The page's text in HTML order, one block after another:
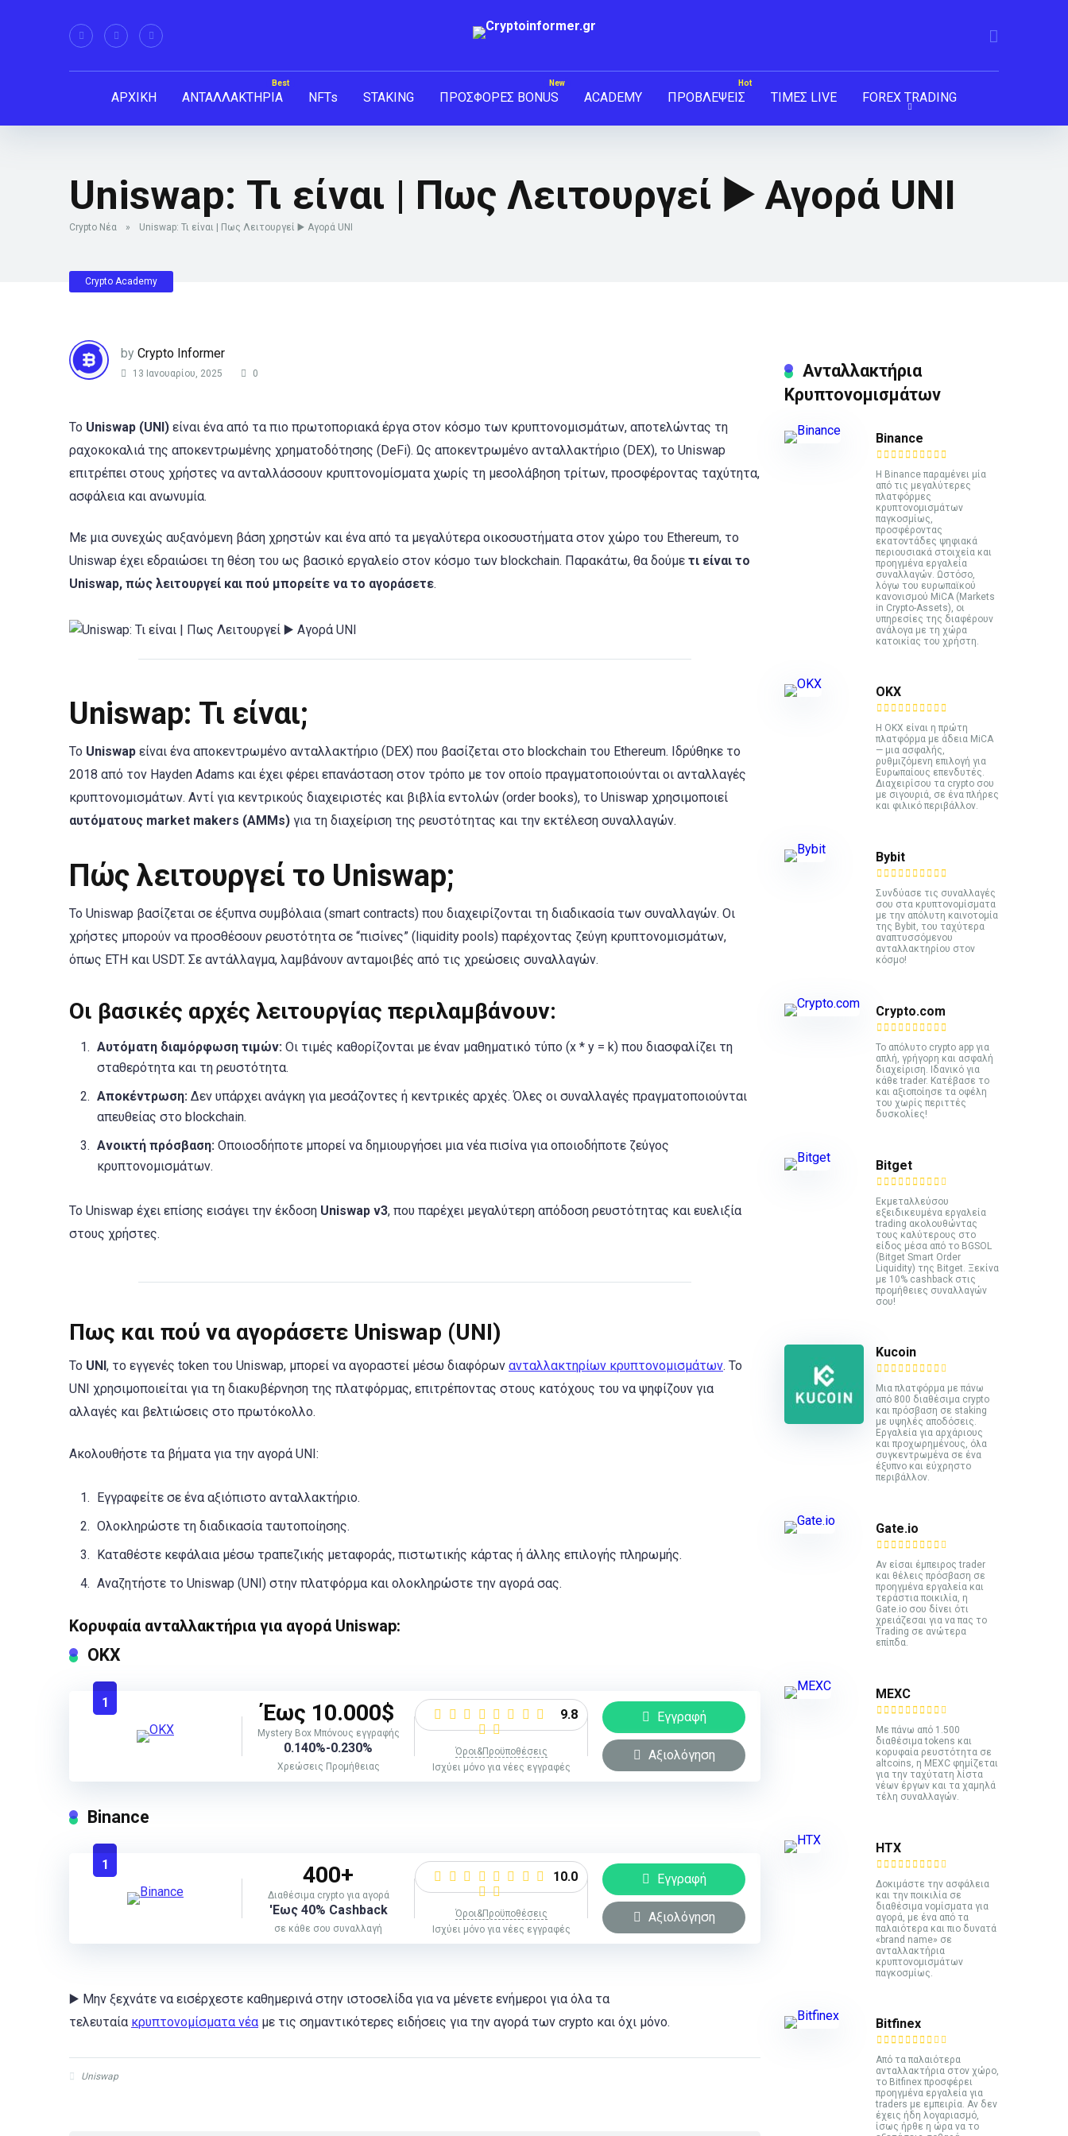
ΑΡΧΙΚΗ ΑΝΤΑΛΛΑΚΤΗΡΙΑ NFTs STAKING ΠΡΟΣΦΟΡΕΣ BONUS ACADEMY ΠΡΟΒΛΕΨΕΙΣ ΤΙΜΕΣ LIVE FOREX TRADING
Uniswap: Τι είναι | Πως Λειτουργεί ▶️ Αγορά UNI
Crypto Νέα » Uniswap: Τι είναι | Πως Λειτουργεί ▶️ Αγορά UNI
Crypto Academy
by Crypto Informer
13 Ιανουαρίου, 2025 0
Το Uniswap (UNI) είναι ένα από τα πιο πρωτοποριακά έργα στον κόσμο των κρυπτονομισμάτων, αποτελώντας τη
ραχοκοκαλιά της αποκεντρωμένης χρηματοδότησης (DeFi). Ως αποκεντρωμένο ανταλλακτήριο (DEX), το Uniswap
επιτρέπει στους χρήστες να ανταλλάσσουν κρυπτονομίσματα χωρίς τη μεσολάβηση τρίτων, προσφέροντας ταχύτητα,
ασφάλεια και ανωνυμία.
Με μια συνεχώς αυξανόμενη βάση χρηστών και ένα από τα μεγαλύτερα οικοσυστήματα στον χώρο του Ethereum, το
Uniswap έχει εδραιώσει τη θέση του ως βασικό εργαλείο στον κόσμο των blockchain. Παρακάτω, θα δούμε τι είναι το
Uniswap, πώς λειτουργεί και πού μπορείτε να το αγοράσετε.
Uniswap: Τι είναι;
Το Uniswap είναι ένα αποκεντρωμένο ανταλλακτήριο (DEX) που βασίζεται στο blockchain του Ethereum. Ιδρύθηκε το
2018 από τον Hayden Adams και έχει φέρει επανάσταση στον τρόπο με τον οποίο πραγματοποιούνται οι ανταλλαγές
κρυπτονομισμάτων. Αντί για κεντρικούς διαχειριστές και βιβλία εντολών (order books), το Uniswap χρησιμοποιεί
αυτόματους market makers (AMMs) για τη διαχείριση της ρευστότητας και την εκτέλεση συναλλαγών.
Πώς λειτουργεί το Uniswap;
Το Uniswap βασίζεται σε έξυπνα συμβόλαια (smart contracts) που διαχειρίζονται τη διαδικασία των συναλλαγών. Οι
χρήστες μπορούν να προσθέσουν ρευστότητα σε “πισίνες” (liquidity pools) παρέχοντας ζεύγη κρυπτονομισμάτων,
όπως ETH και USDT. Σε αντάλλαγμα, λαμβάνουν ανταμοιβές από τις χρεώσεις συναλλαγών.
Οι βασικές αρχές λειτουργίας περιλαμβάνουν:
Αυτόματη διαμόρφωση τιμών: Οι τιμές καθορίζονται με έναν μαθηματικό τύπο (x * y = k) που διασφαλίζει τη
σταθερότητα και τη ρευστότητα.
Αποκέντρωση: Δεν υπάρχει ανάγκη για μεσάζοντες ή κεντρικές αρχές. Όλες οι συναλλαγές πραγματοποιούνται
απευθείας στο blockchain.
Ανοικτή πρόσβαση: Οποιοσδήποτε μπορεί να δημιουργήσει μια νέα πισίνα για οποιοδήποτε ζεύγος
κρυπτονομισμάτων.
Το Uniswap έχει επίσης εισάγει την έκδοση Uniswap v3, που παρέχει μεγαλύτερη απόδοση ρευστότητας και ευελιξία
στους χρήστες.
Πως και πού να αγοράσετε Uniswap (UNI)
Το UNI , το εγγενές token του Uniswap, μπορεί να αγοραστεί μέσω διαφόρων ανταλλακτηρίων κρυπτονομισμάτων. Το
UNI χρησιμοποιείται για τη διακυβέρνηση της πλατφόρμας, επιτρέποντας στους κατόχους του να ψηφίζουν για
αλλαγές και βελτιώσεις στο πρωτόκολλο.
Ακολουθήστε τα βήματα για την αγορά UNI:
Εγγραφείτε σε ένα αξιόπιστο ανταλλακτήριο.
Ολοκληρώστε τη διαδικασία ταυτοποίησης.
Καταθέστε κεφάλαια μέσω τραπεζικής μεταφοράς, πιστωτικής κάρτας ή άλλης επιλογής πληρωμής.
Αναζητήστε το Uniswap (UNI) στην πλατφόρμα και ολοκληρώστε την αγορά σας.
Κορυφαία ανταλλακτήρια για αγορά Uniswap:
OKX
1 Έως 10.000$
Mystery Box Μπόνους εγγραφής
0.140%-0.230%
Χρεώσεις Προμήθειας
9.8
Όροι&Προϋποθέσεις
Ισχύει μόνο για νέες εγγραφές
Εγγραφή
Αξιολόγηση
Binance
1 400+
Διαθέσιμα crypto για αγορά
'Εως 40% Cashback
σε κάθε σου συναλλαγή
10.0
Όροι&Προϋποθέσεις
Ισχύει μόνο για νέες εγγραφές
Εγγραφή
Αξιολόγηση
▶️ Μην ξεχνάτε να εισέρχεστε καθημερινά στην ιστοσελίδα για να μένετε ενήμεροι για όλα τα
τελευταία κρυπτονομίσματα νέα με τις σημαντικότερες ειδήσεις για την αγορά των crypto και όχι μόνο.
Uniswap
Ανταλλακτήρια
Κρυπτονομισμάτων
Binance
Η Binance παραμένει μία
από τις μεγαλύτερες
πλατφόρμες
κρυπτονομισμάτων
παγκοσμίως,
προσφέροντας
εκατοντάδες ψηφιακά
περιουσιακά στοιχεία και
προηγμένα εργαλεία
συναλλαγών. Ωστόσο,
λόγω του ευρωπαϊκού
κανονισμού MiCA (Markets
in Crypto-Assets), οι
υπηρεσίες της διαφέρουν
ανάλογα με τη χώρα
κατοικίας του χρήστη.
ΟΚΧ
Η OKX είναι η πρώτη
πλατφόρμα με άδεια MiCA
— μια ασφαλής,
ρυθμιζόμενη επιλογή για
Ευρωπαίους επενδυτές.
Διαχειρίσου τα crypto σου
με σιγουριά, σε ένα πλήρες
και φιλικό περιβάλλον.
Bybit
Συνδύασε τις συναλλαγές
σου στα κρυπτονομίσματα
με την απόλυτη καινοτομία
της Bybit, του ταχύτερα
αναπτυσσόμενου
ανταλλακτηρίου στον
κόσμο!
Crypto.com
Το απόλυτο crypto app για
απλή, γρήγορη και ασφαλή
διαχείριση. Ιδανικό για
κάθε trader. Κατέβασε το
και αξιοποίησε τα οφέλη
του χωρίς περιττές
δυσκολίες!
Bitget
Εκμεταλλεύσου
εξειδικευμένα εργαλεία
trading ακολουθώντας
τους καλύτερους στο
είδος μέσα από το BGSOL
(Bitget Smart Order
Liquidity) της Bitget. Ξεκίνα
με 10% cashback στις
προμήθειες συναλλαγών
σου!
Kucoin
Mια πλατφόρμα με πάνω
από 800 διαθέσιμα crypto
και πρόσβαση σε staking
με υψηλές αποδόσεις.
Εργαλεία για αρχάριους
και προχωρημένους, όλα
συγκεντρωμένα σε ένα
έξυπνο και εύχρηστο
περιβάλλον.
Gate.io
Αν είσαι έμπειρος trader
και θέλεις πρόσβαση σε
προηγμένα εργαλεία και
τεράστια ποικιλία, η
Gate.io σου δίνει ότι
χρειάζεσαι για να πας το
Trading σε ανώτερα
επίπδα.
MEXC
Με πάνω από 1.500
διαθέσιμα tokens και
κορυφαία ρευστότητα σε
altcoins, η MEXC φημίζεται
για την ταχύτατη λίστα
νέων έργων και τα χαμηλά
τέλη συναλλαγών.
HTX
Δοκιμάστε την ασφάλεια
και την ποικιλία σε
διαθέσιμα νομίσματα για
αγορά, με ένα από τα
παλαιότερα και πιο δυνατά
«brand name» σε
ανταλλακτήρια
κρυπτονομισμάτων
παγκοσμίως.
Bitfinex
Από τα παλαιότερα
ανταλλακτήρια στον χώρο,
το Bitfinex προσφέρει
προηγμένα εργαλεία για
traders με εμπειρία. Αν δεν
έχεις ήδη λογαριασμό,
ίσως ήρθε η ώρα να το